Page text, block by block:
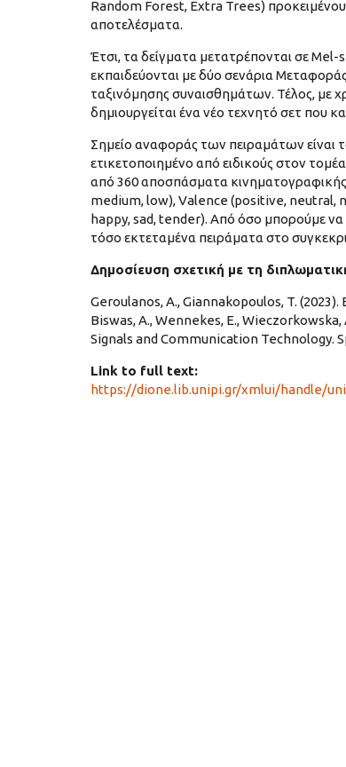
Random Forest, Extra Trees)
αποτελέσματα.
Έτσι, τα δείγματα μετατρέπονται σε Mel-
εκπαιδεύονται με δύο σενάρια
ταξινόμησης συναισθημάτων. Τέλος, με
δημιουργείται ένα νέο τεχνητό σετ που
Σημείο αναφοράς των πειραμάτων
ετικετοποιημένο από ειδικούς στον
από 360 αποσπάσματα κινηματογραφικής
medium, low), Valence (positive, neutral,
happy, sad, tender). Από όσο μπορούμε να
τόσο εκτεταμένα πειράματα στο
Δημοσίευση σχετική με τη
Geroulanos, A., Giannakopoulos, T.
Biswas, A., Wennekes, E.,
Signals and Communication Technology.
Link to full text:
https://dione.lib.unipi.gr/xmlui/handle/